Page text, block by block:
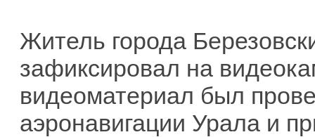
Житель города
зафиксировал на
видеоматериал был
аэронавигации Урала и